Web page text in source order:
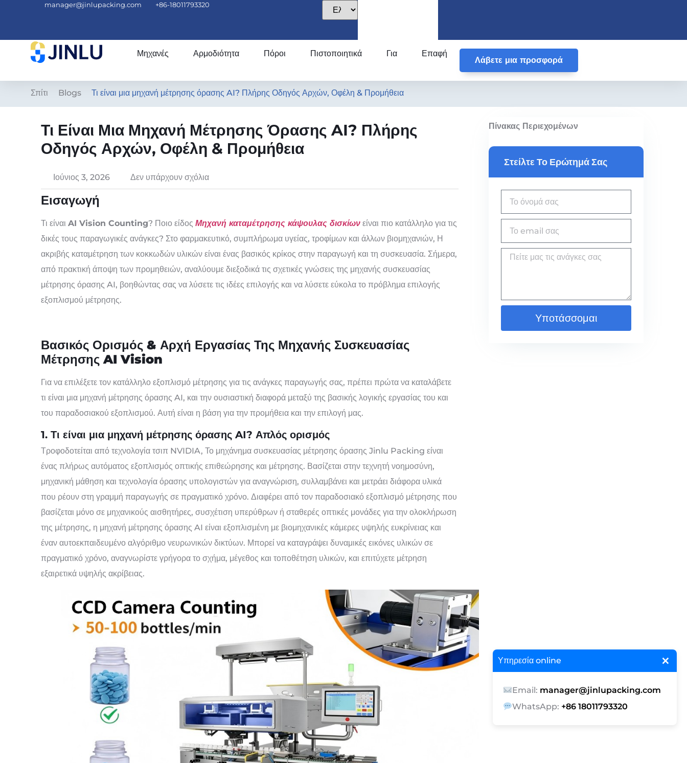
×
Υπηρεσία online
Email: manager@jinlupacking.com
WhatsApp: +86 18011793320
manager@jinlupacking.com +86-18011793320
Μηχανές Αρμοδιότητα Πόροι Πιστοποιητικά Για Επαφή
Λάβετε μια προσφορά
Σπίτι Blogs Τι είναι μια μηχανή μέτρησης όρασης AI? Πλήρης Οδηγός Αρχών, Οφέλη & Προμήθεια
Τι Είναι Μια Μηχανή Μέτρησης Όρασης AI? Πλήρης
Οδηγός Αρχών, Οφέλη & Προμήθεια
Ιούνιος 3, 2026 Δεν υπάρχουν σχόλια
Εισαγωγή
Τι είναι AI Vision Counting? Ποιο είδος Μηχανή καταμέτρησης κάψουλας δισκίων είναι πιο κατάλληλο για τις
δικές τους παραγωγικές ανάγκες? Στο φαρμακευτικό, συμπλήρωμα υγείας, τροφίμων και άλλων βιομηχανιών, Η
ακριβής καταμέτρηση των κοκκωδών υλικών είναι ένας βασικός κρίκος στην παραγωγή και τη συσκευασία. Σήμερα,
από πρακτική άποψη των προμηθειών, αναλύουμε διεξοδικά τις σχετικές γνώσεις της μηχανής συσκευασίας
μέτρησης όρασης AI, βοηθώντας σας να λύσετε τις ιδέες επιλογής και να λύσετε εύκολα το πρόβλημα επιλογής
εξοπλισμού μέτρησης.
Βασικός Ορισμός & Αρχή Εργασίας Της Μηχανής Συσκευασίας
Μέτρησης AI Vision
Για να επιλέξετε τον κατάλληλο εξοπλισμό μέτρησης για τις ανάγκες παραγωγής σας, πρέπει πρώτα να καταλάβετε
τι είναι μια μηχανή μέτρησης όρασης AI, και την ουσιαστική διαφορά μεταξύ της βασικής λογικής εργασίας του και
του παραδοσιακού εξοπλισμού. Αυτή είναι η βάση για την προμήθεια και την επιλογή μας.
1. Τι είναι μια μηχανή μέτρησης όρασης AI? Απλός ορισμός
Τροφοδοτείται από τεχνολογία τσιπ NVIDIA, Το μηχάνημα συσκευασίας μέτρησης όρασης Jinlu Packing είναι
ένας πλήρως αυτόματος εξοπλισμός οπτικής επιθεώρησης και μέτρησης. Βασίζεται στην τεχνητή νοημοσύνη,
μηχανική μάθηση και τεχνολογία όρασης υπολογιστών για αναγνώριση, συλλαμβάνει και μετράει διάφορα υλικά
που ρέουν στη γραμμή παραγωγής σε πραγματικό χρόνο. Διαφέρει από τον παραδοσιακό εξοπλισμό μέτρησης που
βασίζεται μόνο σε μηχανικούς αισθητήρες, συσχέτιση υπερύθρων ή σταθερές οπτικές μονάδες για την ολοκλήρωση
της μέτρησης, η μηχανή μέτρησης όρασης AI είναι εξοπλισμένη με βιομηχανικές κάμερες υψηλής ευκρίνειας και
έναν αυτοεκπαιδευμένο αλγόριθμο νευρωνικών δικτύων. Μπορεί να καταγράψει δυναμικές εικόνες υλικών σε
πραγματικό χρόνο, αναγνωρίστε γρήγορα το σχήμα, μέγεθος και τοποθέτηση υλικών, και επιτύχετε μέτρηση
εξαιρετικά υψηλής ακρίβειας.
Πίνακας Περιεχομένων
Στείλτε Το Ερώτημά Σας
Υποτάσσομαι